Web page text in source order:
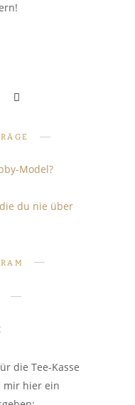
Model?
heißt
Dinge, die
die Tee-Kasse
mir hier ein